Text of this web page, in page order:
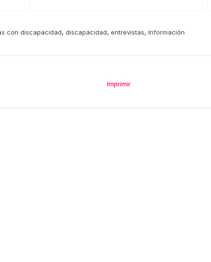
con discapacidad, discapacidad, entrevistas, Información
Imprimir